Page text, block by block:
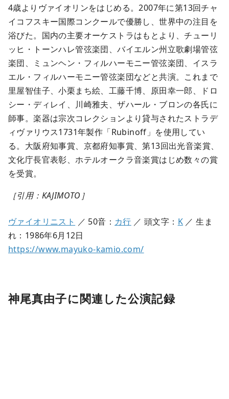
4歳よりヴァイオリンをはじめる。2007年に第13回チャ
イコフスキー国際コンクールで優勝し、世界中の注目を
浴びた。国内の主要オーケストラはもとより、チューリ
ッヒ・トーンハレ管弦楽団、バイエルン州立歌劇場管弦
楽団、ミュンヘン・フィルハーモニー管弦楽団、イスラ
エル・フィルハーモニー管弦楽団などと共演。これまで
里屋智佳子、小栗まち絵、工藤千博、原田幸一郎、ドロ
シー・ディレイ、川崎雅夫、ザハール・ブロンの各氏に
師事。楽器は宗次コレクションより貸与されたストラデ
ィヴァリウス1731年製作「Rubinoff」を使用してい
る。大阪府知事賞、京都府知事賞、第13回出光音楽賞、
文化庁長官表彰、ホテルオークラ音楽賞はじめ数々の賞
を受賞。
［引用：KAJIMOTO］
ヴァイオリニスト ／ 50音： カ行 ／ 頭文字： K ／ 生ま
れ：1986年6月12日
https://www.mayuko-kamio.com/
神尾真由子に関連した公演記録